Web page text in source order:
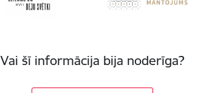
Vai šī informācija bija noderīga?